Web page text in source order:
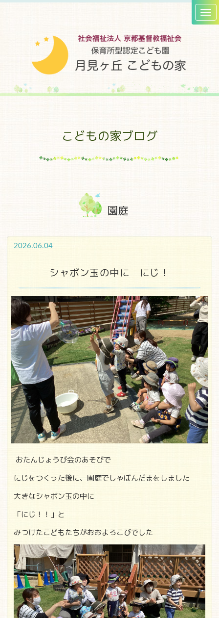
こどもの家ブログ
園庭
2026.06.04
シャボン玉の中に にじ！
おたんじょうび会のあそびで
にじをつくった後に、園庭でしゃぼんだまをしました
大きなシャボン玉の中に
「にじ！！」と
みつけたこどもたちがおおよろこびでした